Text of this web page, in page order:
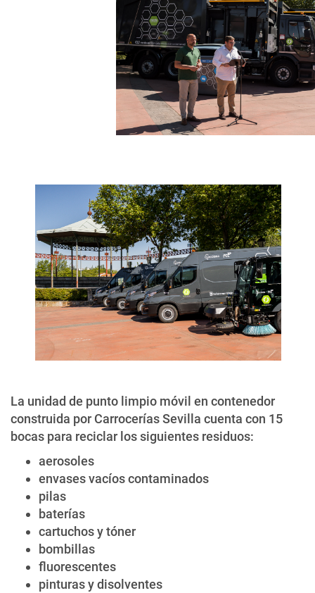
La unidad de punto limpio móvil en contenedor
construida por Carrocerías Sevilla cuenta con 15
bocas para reciclar los siguientes residuos:
aerosoles
envases vacíos contaminados
pilas
baterías
cartuchos y tóner
bombillas
fluorescentes
pinturas y disolventes